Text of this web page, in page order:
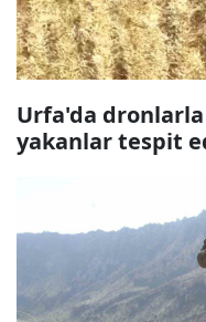
Urfa'da dronlarla
yakanlar tespit